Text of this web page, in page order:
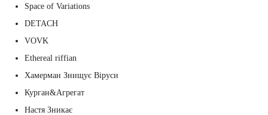
Space of Variations
DETACH
VOVK
Ethereal riffian
Хамерман Знищує Віруси
Курган&Агрегат
Настя Зникає